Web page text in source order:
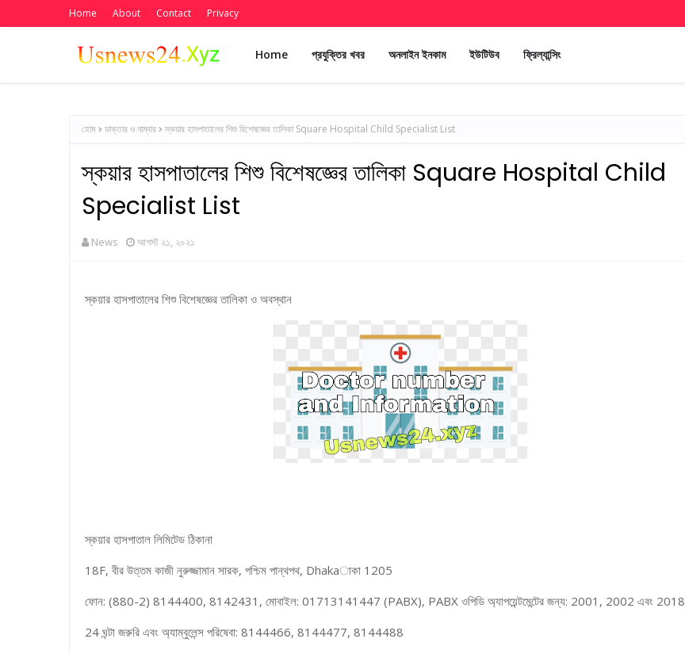
Home About Contact Privacy
Home প্রযুক্তির খবর অনলাইন ইনকাম ইউটিউব ফ্রিল্যান্সিং
হোম ডাক্তার ও নাম্বার স্কয়ার হাসপাতালের শিশু বিশেষজ্ঞের তালিকা Square Hospital Child Specialist List
স্কয়ার হাসপাতালের শিশু বিশেষজ্ঞের তালিকা Square Hospital Child
Specialist List
News আগস্ট ২১, ২০২১
স্কয়ার হাসপাতালের শিশু বিশেষজ্ঞের তালিকা ও অবস্থান
স্কয়ার হাসপাতাল লিমিটেড ঠিকানা
18F, বীর উত্তম কাজী নুরুজ্জামান সারক, পশ্চিম পান্থপথ, Dhakaাকা 1205
ফোন: (880-2) 8144400, 8142431, মোবাইল: 01713141447 (PABX), PABX ওপিডি অ্যাপয়েন্টমেন্টের জন্য: 2001, 2002 এবং 2018
24 ঘন্টা জরুরি এবং অ্যাম্বুলেন্স পরিষেবা: 8144466, 8144477, 8144488